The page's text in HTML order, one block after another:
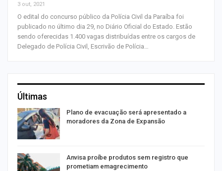
3 out, 2021
O edital do concurso público da Polícia Civil da Paraíba foi
publicado no último dia 29, no Diário Oficial do Estado. Estão
sendo oferecidas 1.400 vagas distribuídas entre os cargos de
Delegado de Polícia Civil, Escrivão de Polícia…
Últimas
Plano de evacuação será apresentado a
moradores da Zona de Expansão
Anvisa proíbe produtos sem registro que
prometiam emagrecimento